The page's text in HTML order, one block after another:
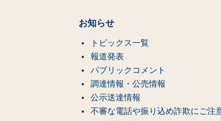
お知らせ
トピックス一覧
報道発表
パブリックコメント
調達情報・公売情報
公示送達情報
不審な電話や振り込め詐欺にご注